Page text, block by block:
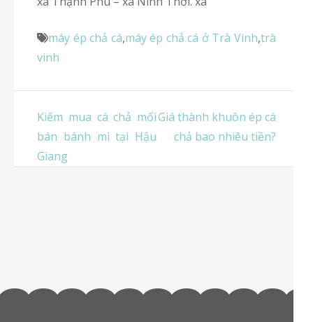
máy ép chả cá,máy ép chả cá ở Trà Vinh,trà
vinh
Điều
hướng
bài
Kiếm mua cá chả mối
bán bánh mì tại Hậu
Giang
Giá thành khuôn ép cá
chả bao nhiêu tiền?